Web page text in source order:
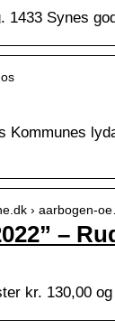
1433 Synes
Kommunes
› aarbogen-
–
kr. 130,00